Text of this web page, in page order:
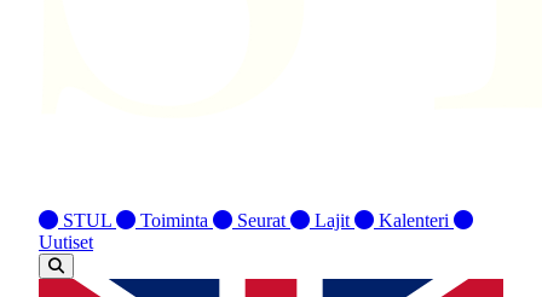
STUL Toiminta Seurat Lajit
Kalenteri
Uutiset